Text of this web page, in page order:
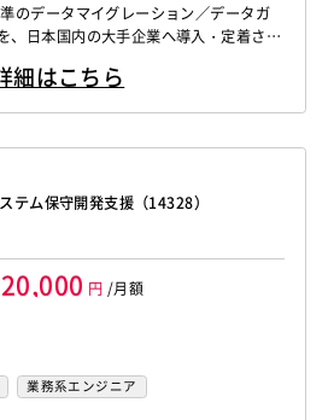
のデータマイグレーション／データガ
、日本国内の大手企業へ導入・定着させ
中で、「データの移行・整流化・統制」
、...
細はこちら
テム保守開発支援（14328）
円 /月額
業務系エンジニア